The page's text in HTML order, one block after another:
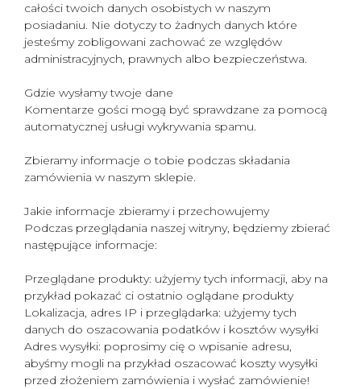
całości twoich danych osobistych w naszym
posiadaniu. Nie dotyczy to żadnych danych które
jesteśmy zobligowani zachować ze względów
administracyjnych, prawnych albo bezpieczeństwa.
Gdzie wysłamy twoje dane
Komentarze gości mogą być sprawdzane za pomocą
automatycznej usługi wykrywania spamu.
Zbieramy informacje o tobie podczas składania
zamówienia w naszym sklepie.
Jakie informacje zbieramy i przechowujemy
Podczas przeglądania naszej witryny, będziemy zbierać
następujące informacje:
Przeglądane produkty: użyjemy tych informacji, aby na
przykład pokazać ci ostatnio oglądane produkty
Lokalizacja, adres IP i przeglądarka: użyjemy tych
danych do oszacowania podatków i kosztów wysyłki
Adres wysyłki: poprosimy cię o wpisanie adresu,
abyśmy mogli na przykład oszacować koszty wysyłki
przed złożeniem zamówienia i wysłać zamówienie!